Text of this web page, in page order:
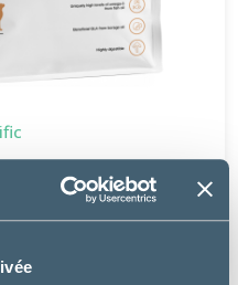
PLUS - CHAT
de